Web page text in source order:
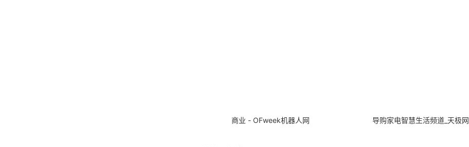
商业 - OFweek机器人网 导购家电智慧生活频道_天极网